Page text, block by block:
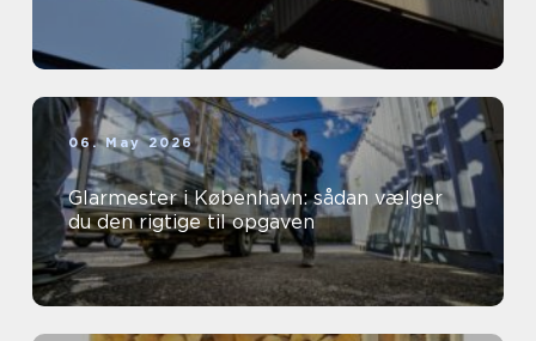
06. May 2026
Glarmester i København: sådan vælger
du den rigtige til opgaven